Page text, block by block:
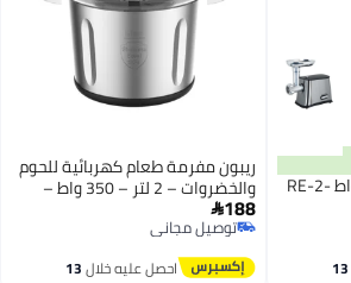
ريبون مفرمة لحم 1500 واط RE-2-
13
ريبون مفرمة طعام كهربائية للحوم
والخضروات – 2 لتر – 350 واط –
شاشة رقمية
188
توصيل مجاني
توصيل مجاني
احصل عليه خلال13